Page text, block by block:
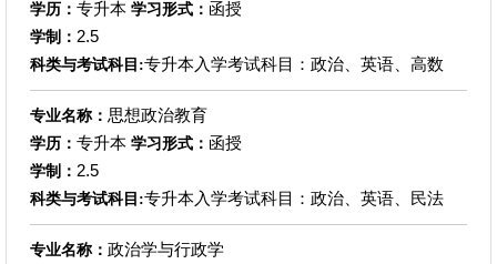
学历： 专升本 学习形式： 函授
学制： 2.5
科类与考试科目:专升本入学考试科目：政治、英语、高数
专业名称： 思想政治教育
学历： 专升本 学习形式： 函授
学制： 2.5
科类与考试科目:专升本入学考试科目：政治、英语、民法
专业名称： 政治学与行政学